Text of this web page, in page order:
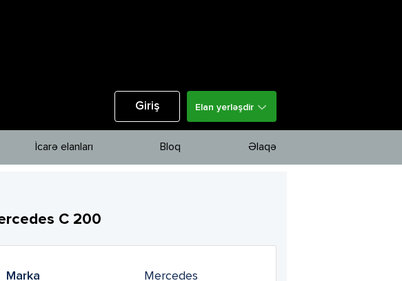
Giriş Elan yerləşdir
İcarə elanları Bloq Əlaqə
C 200
Marka Mercedes